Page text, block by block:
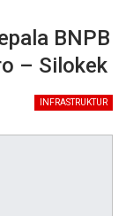
BNPB
– Silokek
INFRASTRUKTUR